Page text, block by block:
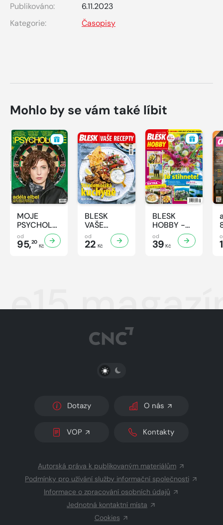
Publikováno:
6.11.2023
Kategorie:
Časopisy
Mohlo by se vám také líbit
MOJE
PSYCHOLOGIE
- 8/2026
od
95,20
Kč
BLESK
VAŠE
RECEPTY -
8/2026
od
22 Kč
BLESK
HOBBY -
8/2026
od
39 Kč
e15
PŘEPNOUT SVĚTLÝ/TMAVÝ REŽIM
Dotazy O nás
VOP Kontakty
Autorská práva k publikovaným materiálům
Podmínky pro užívání služby informační společnosti
Informace o zpracování osobních údajů
Jednotná kontaktní místa
Cookies